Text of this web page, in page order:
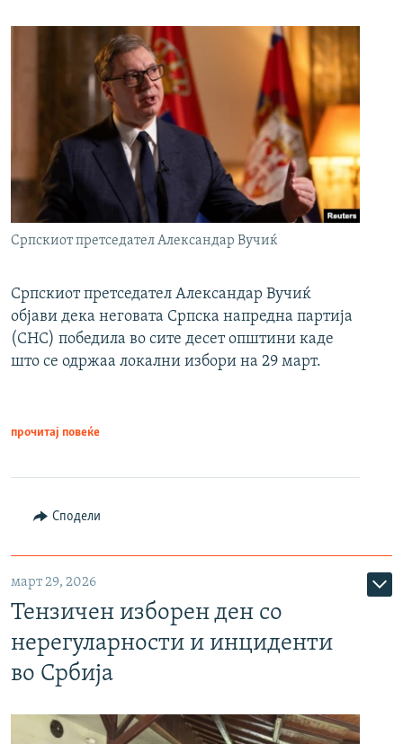
Српскиот претседател Александар Вучиќ
Српскиот претседател Александар Вучиќ
објави дека неговата Српска напредна партија
(СНС) победила во сите десет општини каде
што се одржаа локални избори на 29 март.
прочитај повеќе
Сподели
март 29, 2026
Тензичен изборен ден со
нерегуларности и инциденти
во Србија